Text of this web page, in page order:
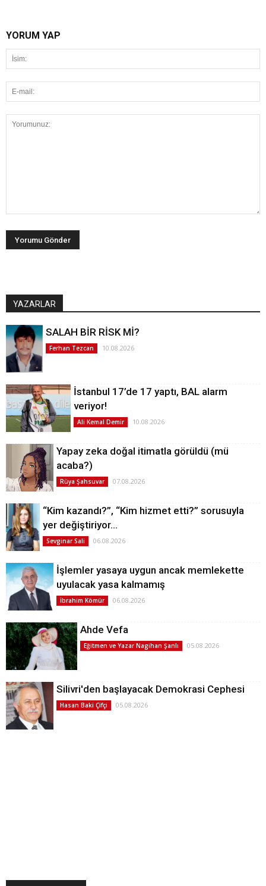
YORUM YAP
YAZARLAR
SALAH BİR RİSK Mİ?
Ferhan Tezcan 10.08.2026
İstanbul 17’de 17 yaptı, BAL alarm
veriyor!
Ali Kemal Demir 10.08.2026
Yapay zeka doğal itimatla görüldü (mü
acaba?)
Rüya Şahsuvar 07.08.2026
“Kim kazandı?”, “Kim hizmet etti?” sorusuyla
yer değiştiriyor…
Sevginar Sali 06.08.2026
İşlemler yasaya uygun ancak memlekette
uyulacak yasa kalmamış
İbrahim Kömür 06.08.2026
Ahde Vefa
Eğitmen ve Yazar Nagihan Şanlı 05.08.2026
Silivri'den başlayacak Demokrasi Cephesi
Hasan Baki Çifçi 05.08.2026